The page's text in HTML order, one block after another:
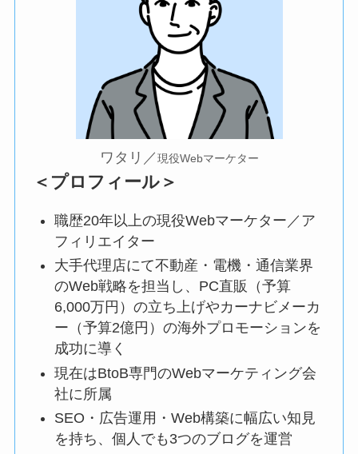
ワタリ／現役Webマーケター
＜プロフィール＞
職歴20年以上の現役Webマーケター／ア
フィリエイター
大手代理店にて不動産・電機・通信業界
のWeb戦略を担当し、PC直販（予算
6,000万円）の立ち上げやカーナビメーカ
ー（予算2億円）の海外プロモーションを
成功に導く
現在はBtoB専門のWebマーケティング会
社に所属
SEO・広告運用・Web構築に幅広い知見
を持ち、個人でも3つのブログを運営